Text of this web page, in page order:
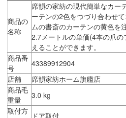
商品の
名称
席韻の家紡の現代簡単なカー
ーテンの2色をつづり合わせ
ムの書斎のカーテンの黄色を
2.7メートルの単価(4本の爪
えることができます。
商品番
号
43389912904
店舗
席韻家紡ホーム旗艦店
商品毛
重量
3.0 kg
取付方 ドア取付